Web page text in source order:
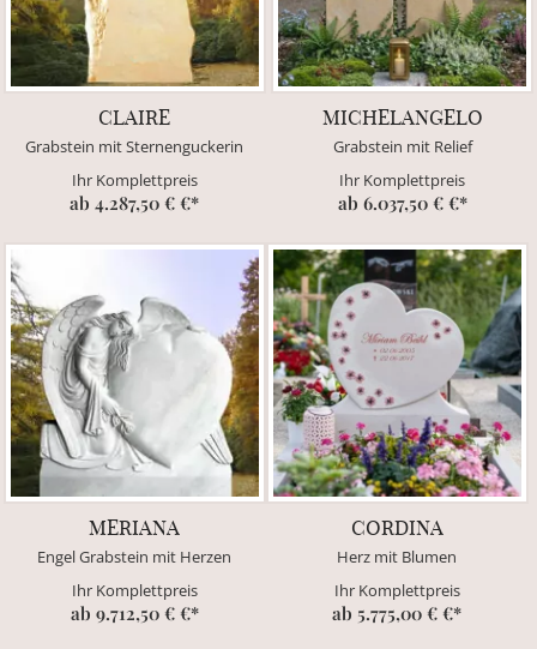
CLAIRE
Grabstein mit Sternenguckerin
Ihr Komplettpreis
ab 4.287,50 € €*
MICHELANGELO
Grabstein mit Relief
Ihr Komplettpreis
ab 6.037,50 € €*
MERIANA
Engel Grabstein mit Herzen
Ihr Komplettpreis
ab 9.712,50 € €*
CORDINA
Herz mit Blumen
Ihr Komplettpreis
ab 5.775,00 € €*